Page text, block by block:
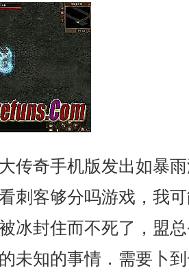
传奇手机版发出如暴
刺客够分吗游戏，我
冰封住而不死了，盟
未知的事情．需要卜